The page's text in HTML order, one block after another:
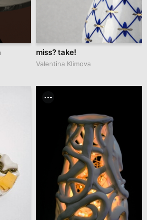
miss? take!
Valentina Klimova